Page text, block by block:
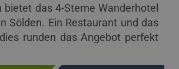
bietet das 4-Sterne Wanderhotel
Sölden. Ein Restaurant und das
runden das Angebot perfekt